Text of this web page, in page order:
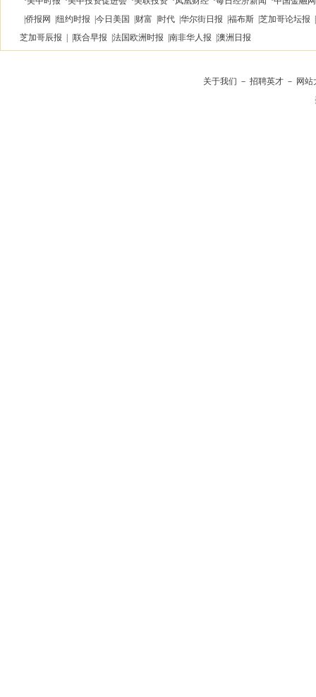
侨报网 纽约时报 今日美国 财富 时代 华尔街日报 福布斯 芝加哥论坛报
芝加哥辰报
联合早报 法国欧洲时报 南非华人报 澳洲日报
关于我们 － 招聘英才 － 网站